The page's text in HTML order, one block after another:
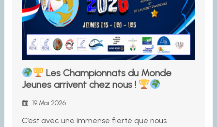
Les Championnats du Monde
Jeunes arrivent chez nous !
19 Mai 2026
C’est avec une immense fierté que nous